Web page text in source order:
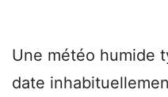
Une météo humide
date